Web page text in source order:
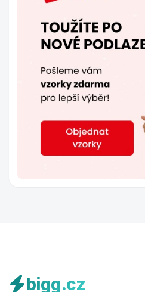
bigg.cz